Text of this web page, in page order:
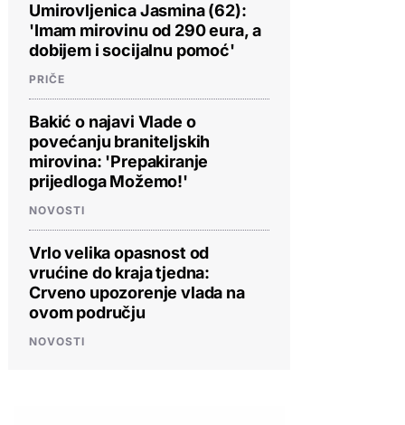
Umirovljenica Jasmina (62):
'Imam mirovinu od 290 eura, a
dobijem i socijalnu pomoć'
PRIČE
Bakić o najavi Vlade o
povećanju braniteljskih
mirovina: 'Prepakiranje
prijedloga Možemo!'
NOVOSTI
Vrlo velika opasnost od
vrućine do kraja tjedna:
Crveno upozorenje vlada na
ovom području
NOVOSTI